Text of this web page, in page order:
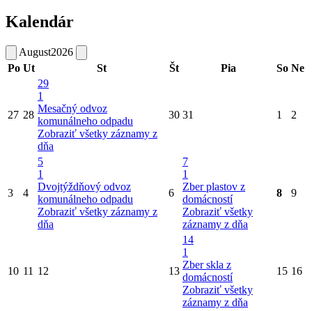
Kalendár
August2026
Po Ut St Št Pia So Ne
27 28
29
1
Mesačný odvoz
komunálneho odpadu
Zobraziť všetky záznamy z
dňa
30 31 1 2
3 4
5
1
Dvojtýždňový odvoz
komunálneho odpadu
Zobraziť všetky záznamy z
dňa
6
7
1
Zber plastov z
domácností
Zobraziť všetky
záznamy z dňa
8 9
10 11 12 13
14
1
Zber skla z
domácností
Zobraziť všetky
záznamy z dňa
15 16